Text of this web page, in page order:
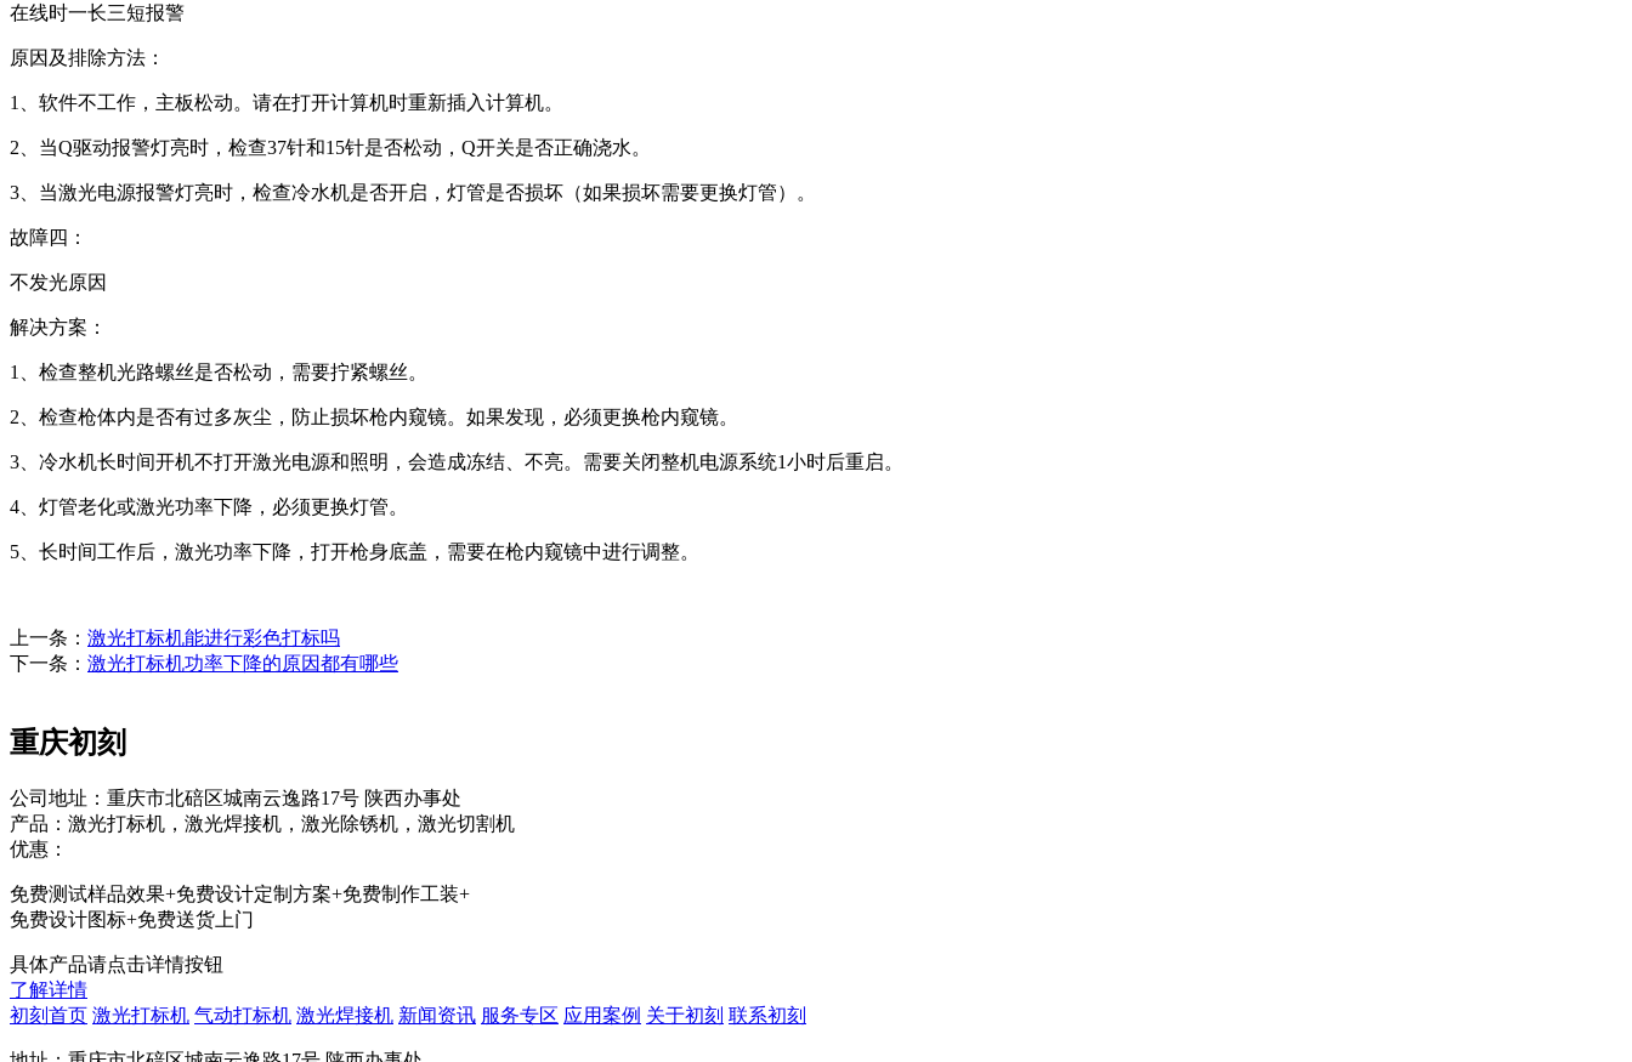
在线时一长三短报警
原因及排除方法：
1、软件不工作，主板松动。请在打开计算机时重新插入计算机。
2、当Q驱动报警灯亮时，检查37针和15针是否松动，Q开关是否正确浇水。
3、当激光电源报警灯亮时，检查冷水机是否开启，灯管是否损坏（如果损坏需要更换灯管）。
故障四：
不发光原因
解决方案：
1、检查整机光路螺丝是否松动，需要拧紧螺丝。
2、检查枪体内是否有过多灰尘，防止损坏枪内窥镜。如果发现，必须更换枪内窥镜。
3、冷水机长时间开机不打开激光电源和照明，会造成冻结、不亮。需要关闭整机电源系统1小时后重启。
4、灯管老化或激光功率下降，必须更换灯管。
5、长时间工作后，激光功率下降，打开枪身底盖，需要在枪内窥镜中进行调整。
上一条： 激光打标机能进行彩色打标吗
下一条： 激光打标机功率下降的原因都有哪些
重庆初刻
公司地址：重庆市北碚区城南云逸路17号 陕西办事处
产品：激光打标机，激光焊接机，激光除锈机，激光切割机
优惠：
免费测试样品效果+免费设计定制方案+免费制作工装+
免费设计图标+免费送货上门
具体产品请点击详情按钮
了解详情
初刻首页 激光打标机 气动打标机 激光焊接机 新闻资讯 服务专区 应用案例 关于初刻 联系初刻